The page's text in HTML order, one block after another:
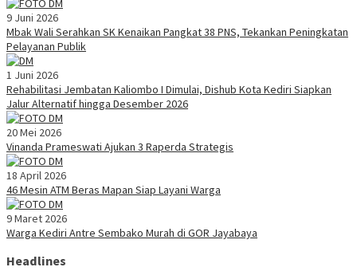
9 Juni 2026
Mbak Wali Serahkan SK Kenaikan Pangkat 38 PNS, Tekankan Peningkatan
Pelayanan Publik
1 Juni 2026
Rehabilitasi Jembatan Kaliombo I Dimulai, Dishub Kota Kediri Siapkan
Jalur Alternatif hingga Desember 2026
20 Mei 2026
Vinanda Prameswati Ajukan 3 Raperda Strategis
18 April 2026
46 Mesin ATM Beras Mapan Siap Layani Warga
9 Maret 2026
Warga Kediri Antre Sembako Murah di GOR Jayabaya
Headlines